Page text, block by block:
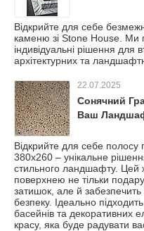
Відкрийте для себе
каменю зі Stone House. Ми
індивідуальні рішення для
архітектурних та
22.07.2025
Сонячний
Ваш
Відкрийте для себе полосу
380х260 – унікальне
стильного ландшафту. Цей
поверхнею не тільки
затишок, але й забезпечить
безпеку. Ідеально
басейнів та декоративних
красу, яка буде радувати